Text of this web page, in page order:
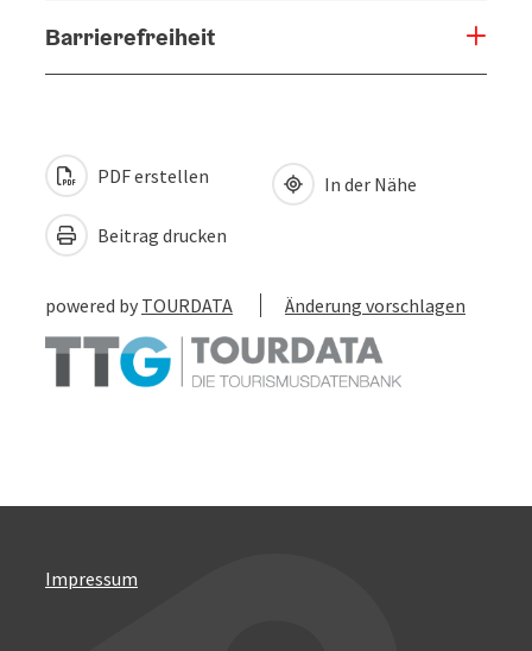
Barrierefreiheit
PDF erstellen
Beitrag drucken
In der Nähe
powered by TOURDATA Änderung vorschlagen
Impressum